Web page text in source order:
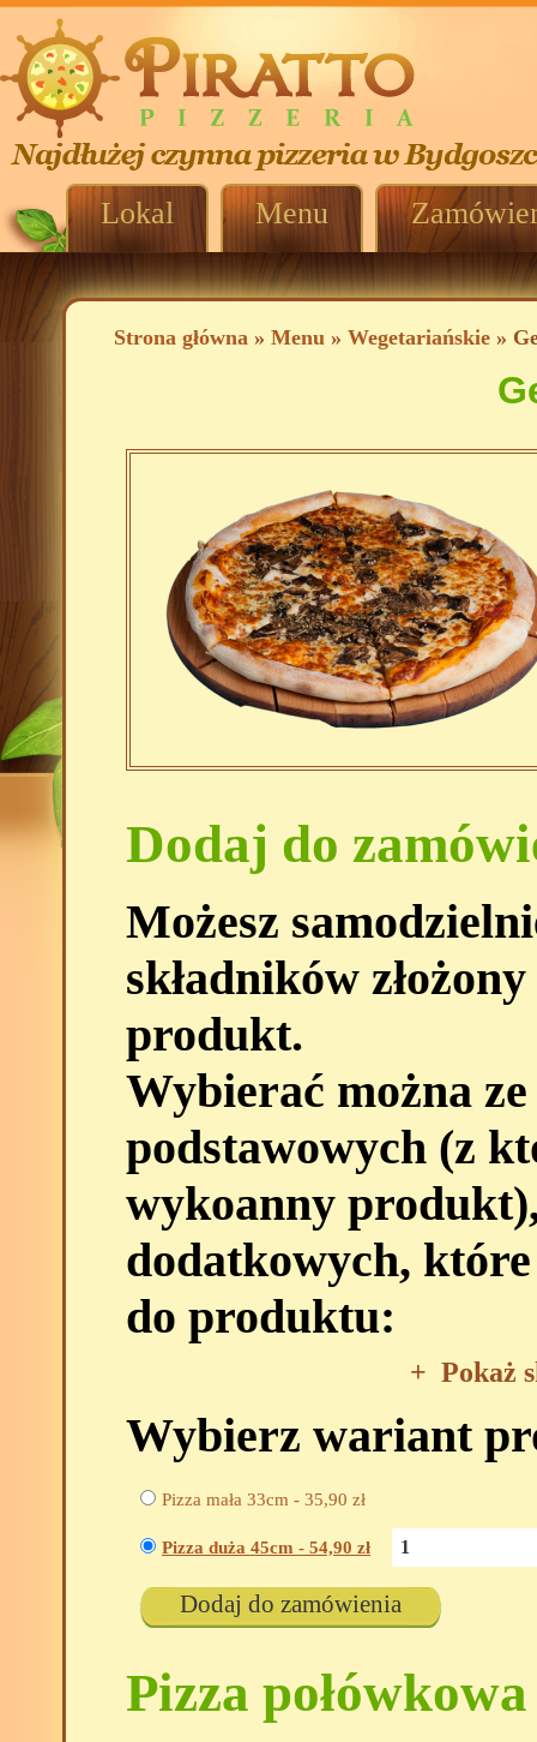
Lokal Menu
Strona główna » Menu » Wegetariańskie »
Dodaj do
Możesz
składników
produkt.
Wybierać można
podstawowych (z
wykoanny
dodatkowych,
do produktu:
+ Pokaż
Wybierz wariant
Pizza mała 33cm - 35,90 zł
Pizza duża 45cm - 54,90 zł
Dodaj do zamówienia
Pizza połówkowa